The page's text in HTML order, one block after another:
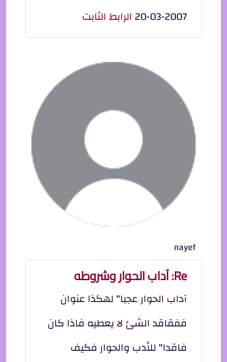
20-03-2007 الرابط الثابت
nayef
Re: آداب الحوار وشروطه
آداب الحوار عجبا" لهكذا عنوان
ففقاقد الشئ لا يعطيه فاذا كان
فاقدا" للأدب والحوار فكيف